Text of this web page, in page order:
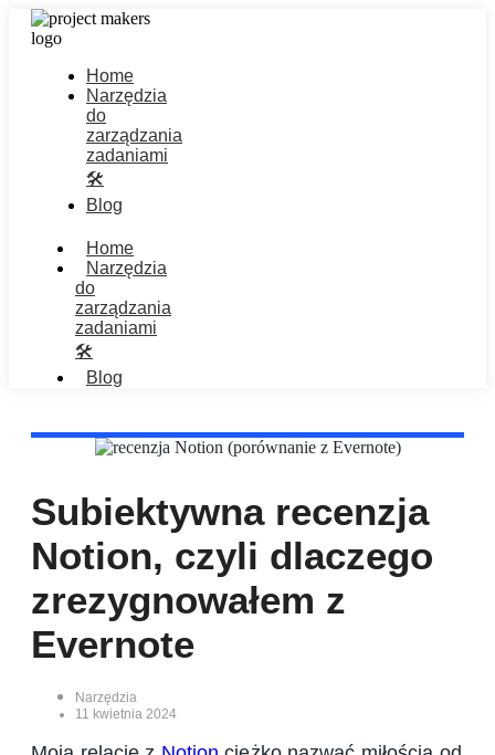
Home
Narzędzia
do
zarządzania
zadaniami
🛠️
Blog
Home
Narzędzia
do
zarządzania
zadaniami
🛠️
Blog
Subiektywna recenzja
Notion, czyli dlaczego
zrezygnowałem z
Evernote
Narzędzia
11 kwietnia 2024